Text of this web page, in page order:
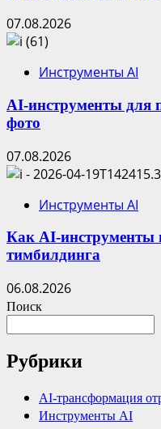
07.08.2026
Инструменты AI
AI-инструменты для
фото
07.08.2026
Инструменты AI
Как AI-инструменты
тимбилдинга
06.08.2026
Поиск
Рубрики
AI-трансформация
Инструменты AI